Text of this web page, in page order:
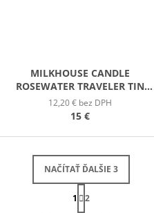
MILKHOUSE CANDLE
ROSEWATER TRAVELER TIN
VONNÁ SVIEČKA V
PLECHOVIČKE 106G
12,20 € bez DPH
15 €
O
NAČÍTAŤ ĎALŠIE 3
S
T
R
1
2